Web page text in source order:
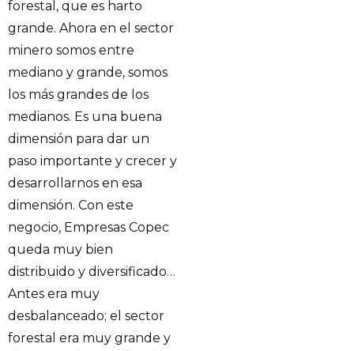
forestal, que es harto
grande. Ahora en el sector
minero somos entre
mediano y grande, somos
los más grandes de los
medianos. Es una buena
dimensión para dar un
paso importante y crecer y
desarrollarnos en esa
dimensión. Con este
negocio, Empresas Copec
queda muy bien
distribuido y diversificado…
Antes era muy
desbalanceado; el sector
forestal era muy grande y